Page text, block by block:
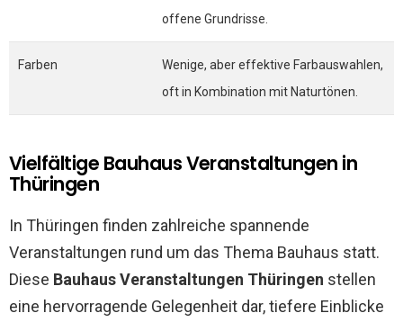
offene Grundrisse.
Farben
Wenige, aber effektive Farbauswahlen,
oft in Kombination mit Naturtönen.
Vielfältige Bauhaus Veranstaltungen in
Thüringen
In Thüringen finden zahlreiche spannende
Veranstaltungen rund um das Thema Bauhaus statt.
Diese Bauhaus Veranstaltungen Thüringen stellen
eine hervorragende Gelegenheit dar, tiefere Einblicke